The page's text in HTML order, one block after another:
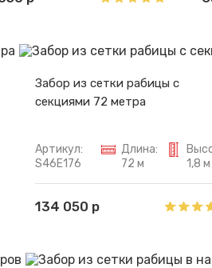
Забор из сетки рабицы с
секциями 72 метра
Артикул:
S46E176
Длина:
72 м
1,8 м
134 050 р